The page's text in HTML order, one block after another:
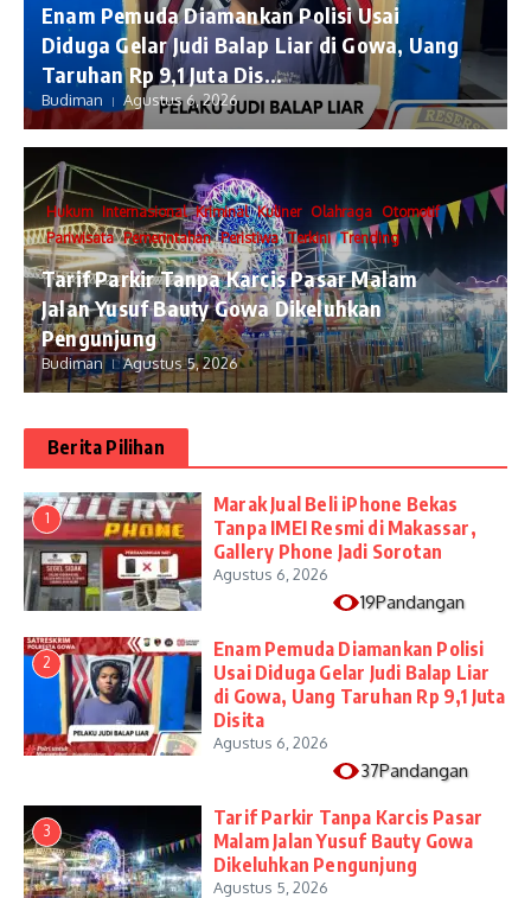
Enam Pemuda Diamankan Polisi Usai
Diduga Gelar Judi Balap Liar di Gowa, Uang
Taruhan Rp 9,1 Juta Dis...
Budiman Agustus 6, 2026
Hukum Internasional Kriminal Kuliner Olahraga Otomotif
Pariwisata Pemerintahan Peristiwa Terkini Trending
Tarif Parkir Tanpa Karcis Pasar Malam
Jalan Yusuf Bauty Gowa Dikeluhkan
Pengunjung
Budiman Agustus 5, 2026
Berita Pilihan
1
​Marak Jual Beli iPhone Bekas
Tanpa IMEI Resmi di Makassar,
Gallery Phone Jadi Sorotan
Agustus 6, 2026
19Pandangan
2
Enam Pemuda Diamankan Polisi
Usai Diduga Gelar Judi Balap Liar
di Gowa, Uang Taruhan Rp 9,1 Juta
Disita
Agustus 6, 2026
37Pandangan
3
Tarif Parkir Tanpa Karcis Pasar
Malam Jalan Yusuf Bauty Gowa
Dikeluhkan Pengunjung
Agustus 5, 2026